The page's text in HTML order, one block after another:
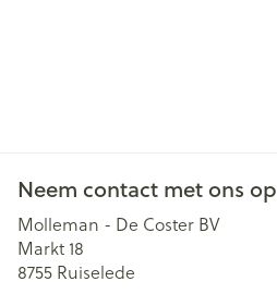
Neem contact met ons op
Molleman - De Coster BV
Markt 18
8755 Ruiselede